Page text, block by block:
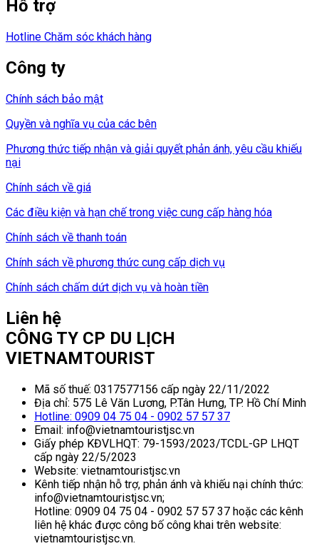
Hỗ trợ
Hotline Chăm sóc khách hàng
Công ty
Chính sách bảo mật
Quyền và nghĩa vụ của các bên
Phương thức tiếp nhận và giải quyết phản ánh, yêu cầu khiếu
nại
Chính sách về giá
Các điều kiện và hạn chế trong việc cung cấp hàng hóa
Chính sách về thanh toán
Chính sách về phương thức cung cấp dịch vụ
Chính sách chấm dứt dịch vụ và hoàn tiền
Liên hệ
CÔNG TY CP DU LỊCH
VIETNAMTOURIST
Mã số thuế: 0317577156 cấp ngày 22/11/2022
Địa chỉ: 575 Lê Văn Lương, P.Tân Hưng, TP. Hồ Chí Minh
Hotline: 0909 04 75 04 - 0902 57 57 37
Email: info@vietnamtouristjsc.vn
Giấy phép KĐVLHQT: 79-1593/2023/TCDL-GP LHQT
cấp ngày 22/5/2023
Website: vietnamtouristjsc.vn
Kênh tiếp nhận hỗ trợ, phản ánh và khiếu nại chính thức:
info@vietnamtouristjsc.vn;
Hotline: 0909 04 75 04 - 0902 57 57 37 hoặc các kênh
liên hệ khác được công bố công khai trên website:
vietnamtouristjsc.vn.